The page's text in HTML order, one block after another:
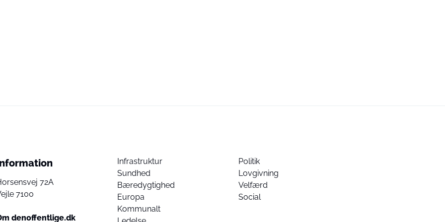
72A
7100
denoffentlige.dk
Infrastruktur
Sundhed
Bæredygtighed
Europa
Kommunalt
Politik
Lovgivning
Velfærd
Social